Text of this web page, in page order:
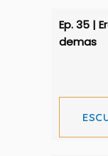
Ep. 35 |
demas